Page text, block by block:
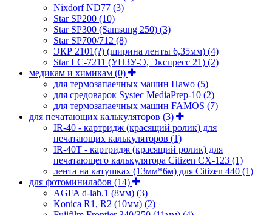
Nixdorf ND77 (3)
Star SP200 (10)
Star SP300 (Samsung 250) (3)
Star SP700/712 (8)
ЭКР 2101(?) (ширина ленты 6,35мм) (4)
Star LC-7211 (УПЗУ-Э, Экспресс 21) (2)
медикам и химикам (0)
для термозапаечных машин Hawo (5)
для средоварок Systec MediaPrep-10 (2)
для термозапаечных машин FAMOS (7)
для печатающих калькуляторов (3)
IR-40 - картридж (красящий ролик) для
печатающих калькуляторов (1)
IR-40T - картридж (красящий ролик) для
печатающего калькулятора Citizen CX-123 (1)
лента на катушках (13мм*6м) для Citizen 440 (1)
для фотоминилабов (14)
AGFA d-lab.1 (8мм) (3)
Konica R1, R2 (10мм) (2)